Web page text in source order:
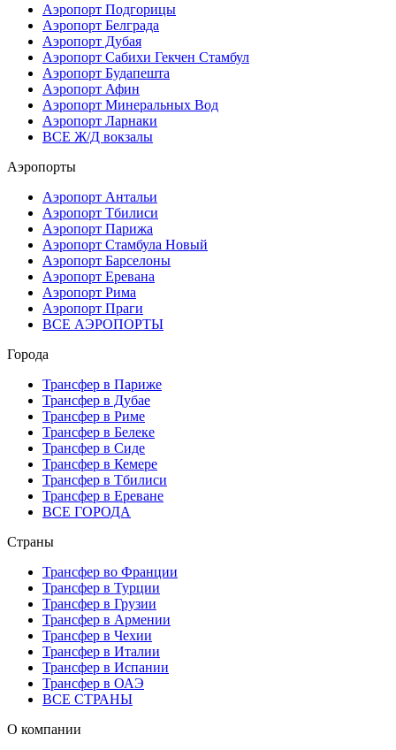
Аэропорт Подгорицы
Аэропорт Белграда
Аэропорт Дубая
Аэропорт Сабихи Гекчен Стамбул
Аэропорт Будапешта
Аэропорт Афин
Аэропорт Минеральных Вод
Аэропорт Ларнаки
ВСЕ Ж/Д вокзалы
Аэропорты
Аэропорт Антальи
Аэропорт Тбилиси
Аэропорт Парижа
Аэропорт Стамбула Новый
Аэропорт Барселоны
Аэропорт Еревана
Аэропорт Рима
Аэропорт Праги
ВСЕ АЭРОПОРТЫ
Города
Трансфер в Париже
Трансфер в Дубае
Трансфер в Риме
Трансфер в Белеке
Трансфер в Сиде
Трансфер в Кемере
Трансфер в Тбилиси
Трансфер в Ереване
ВСЕ ГОРОДА
Страны
Трансфер во Франции
Трансфер в Турции
Трансфер в Грузии
Трансфер в Армении
Трансфер в Чехии
Трансфер в Италии
Трансфер в Испании
Трансфер в ОАЭ
ВСЕ СТРАНЫ
О компании